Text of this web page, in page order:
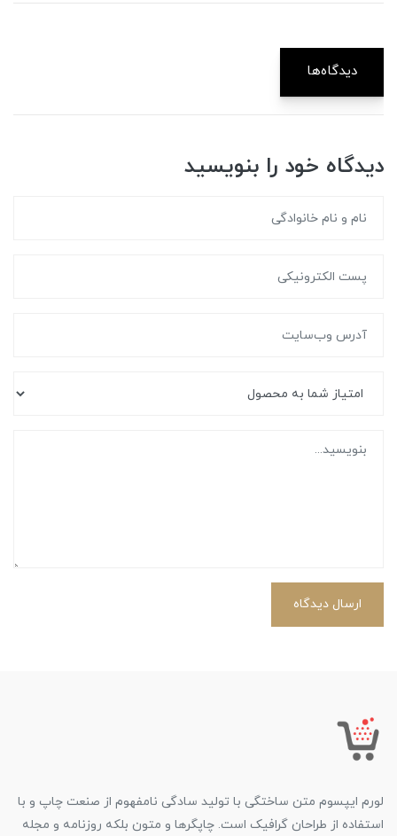
دیدگاه‌ها
دیدگاه خود را بنویسید
ارسال دیدگاه
لورم ایپسوم متن ساختگی با تولید سادگی نامفهوم از صنعت چاپ و با
استفاده از طراحان گرافیک است. چاپگرها و متون بلکه روزنامه و مجله